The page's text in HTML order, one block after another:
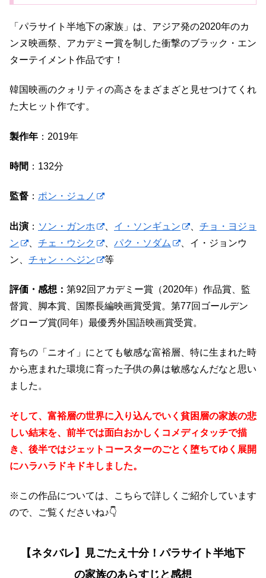
「パラサイト半地下の家族」は、アジア発の2020年のカ
ンヌ映画祭、アカデミー賞を制した衝撃のブラック・エン
ターテイメント作品です！
韓国映画のクォリティの高さをまざまざと見せつけてくれ
た大ヒット作です。
製作年 ：2019年
時間 ：132分
監督 ： ポン・ジュノ
出演 ： ソン・ガンホ イ・ソンギュン
チョ・ヨジョ
ン
チェ・ウシク パク・ソダム
、イ・ジョンウ
ン、 チャン・ヘジン 等
評価・感想： 第92回アカデミー賞（2020年）作品賞、監
督賞、脚本賞、国際長編映画賞受賞。第77回ゴールデン
グローブ賞(同年）最優秀外国語映画賞受賞。
育ちの「ニオイ」にとても敏感な富裕層、特に生まれた時
から恵まれた環境に育った子供の鼻は敏感なんだなと思い
ました。
そして、富裕層の世界に入り込んでいく貧困層の家族の悲
しい結末を、前半では面白おかしくコメディタッチで描
き、後半ではジェットコースターのごとく堕ちてゆく展開
にハラハラドキドキしました。
※この作品については、こちらで詳しくご紹介しています
ので、ご覧くださいね♪👇
【ネタバレ】見ごたえ十分！パラサイト半地下
の家族のあらすじと感想